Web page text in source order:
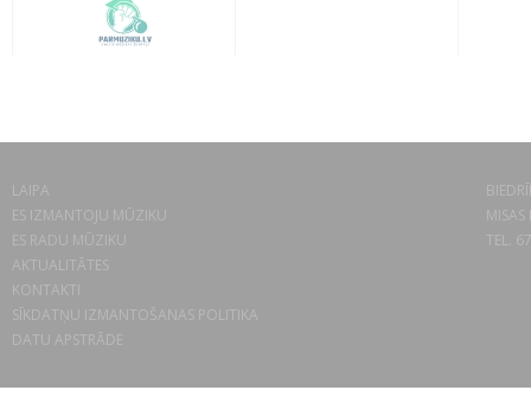
LAIPA
ES IZMANTOJU MŪZIKU
ES RADU MŪZIKU
AKTUALITĀTES
KONTAKTI
SĪKDATŅU IZMANTOŠANAS POLITIKA
DATU APSTRĀDE
TEL.